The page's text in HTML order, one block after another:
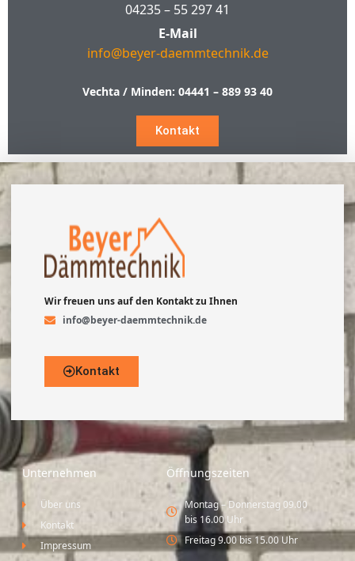
04235 – 55 297 41
E-Mail
info@beyer-daemmtechnik.de
Vechta / Minden: 04441 – 889 93 40
Kontakt
Wir freuen uns auf den Kontakt zu Ihnen
info@beyer-daemmtechnik.de
Kontakt
Unternehmen
Über uns
Kontakt
Impressum
Öffnungszeiten
Montag – Donnerstag 09.00
bis 16.00 Uhr
Freitag 9.00 bis 15.00 Uhr